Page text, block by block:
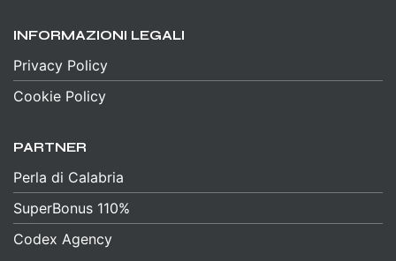
INFORMAZIONI LEGALI
Privacy Policy
Cookie Policy
PARTNER
Perla di Calabria
SuperBonus 110%
Codex Agency